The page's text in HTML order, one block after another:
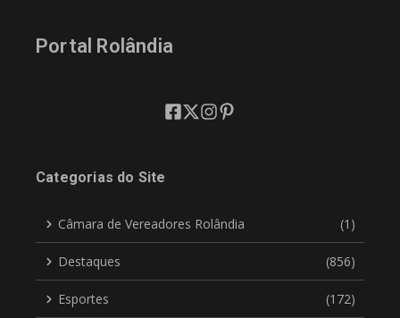
Portal Rolândia
Categorias do Site
Câmara de Vereadores Rolândia (1)
Destaques (856)
Esportes (172)